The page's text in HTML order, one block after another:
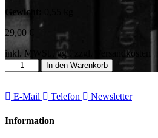
Gewicht:
29,00 €
inkl. MWSt., ggf. zzgl. Versandkosten
Filmgeräusch
Menge
In den Warenkorb
E-Mail Telefon Newsletter
Information